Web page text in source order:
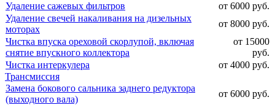
Удаление сажевых фильтров
от 6000 руб.
Удаление свечей накаливания на дизельных
моторах
от 8000 руб.
Чистка впуска ореховой скорлупой, включая
снятие впускного коллектора
от 15000
руб.
Чистка интеркулера
от 4000 руб.
Трансмиссия
Замена бокового сальника заднего редуктора
(выходного вала)
от 6000 руб.